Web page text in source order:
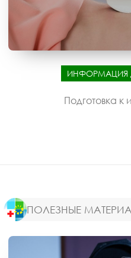
ИНФОРМАЦИЯ
Подготовка
ПОЛЕЗНЫЕ